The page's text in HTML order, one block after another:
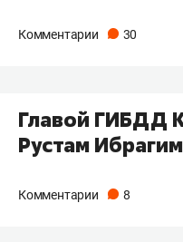
Комментарии 30
Главой ГИБДД
Рустам
Комментарии 8